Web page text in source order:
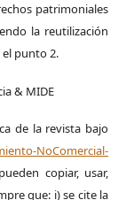
patrimoniales
la reutilización
el punto 2.
& MIDE
de la revista bajo
NoComercial-
copiar, usar,
que: i) se cite la